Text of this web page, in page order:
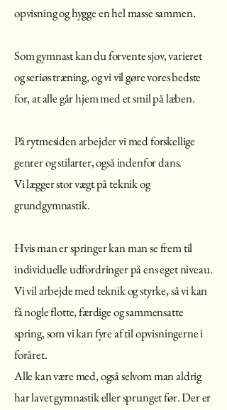
opvisning og hygge en hel masse sammen.
Som gymnast kan du forvente sjov, varieret
og seriøs træning, og vi vil gøre vores bedste
for, at alle går hjem med et smil på læben.
På rytmesiden arbejder vi med forskellige
genrer og stilarter, også indenfor dans.
Vi lægger stor vægt på teknik og
grundgymnastik.
Hvis man er springer kan man se frem til
individuelle udfordringer på ens eget niveau.
Vi vil arbejde med teknik og styrke, så vi kan
få nogle flotte, færdige og sammensatte
spring, som vi kan fyre af til opvisningerne i
foråret.
Alle kan være med, også selvom man aldrig
har lavet gymnastik eller sprunget før. Der er